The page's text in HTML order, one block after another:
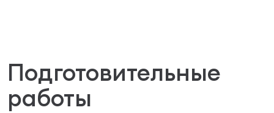
Подготовительные
работы